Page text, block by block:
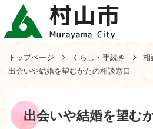
トップページ くらし・手続き
相
出会いや結婚を望むかたの相談窓口
出会いや結婚を望む